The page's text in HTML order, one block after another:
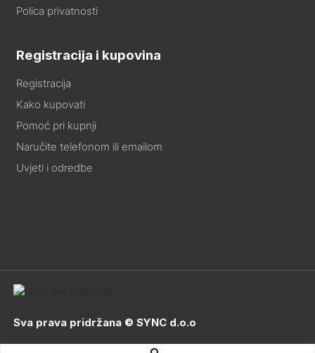
Polica privatnosti
Registracija i kupovina
Registracija
Kako kupovati
Pomoć pri kupnji
Naručite telefonom ili emailom
Uvjeti i odredbe
Sva prava pridržana © SYNC d.o.o